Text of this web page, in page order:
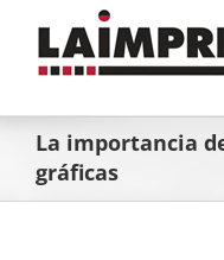
La importancia
gráficas